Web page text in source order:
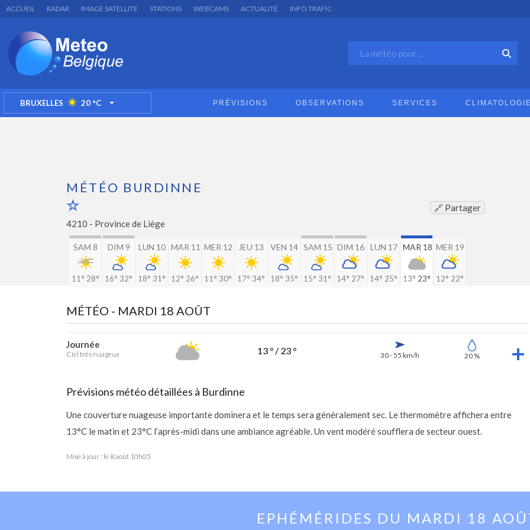
ACCUEIL RADAR IMAGE SATELLITE STATIONS WEBCAMS ACTUALITÉ INFO TRAFIC
BRUXELLES 20°C TOGGLE DROPDOWN PRÉVISIONS OBSERVATIONS SERVICES
MÉTÉO BURDINNE
🔗 Partager
4210 - Province de Liège
SAM 8
11° 28°
DIM 9
16° 32°
LUN 10
18° 31°
MAR 11
12° 26°
MER 12
11° 30°
JEU 13
17° 34°
VEN 14
18° 35°
SAM 15
15° 31°
DIM 16
14° 27°
LUN 17
14° 25°
MAR 18
13° 23°
MER 19
12° 22°
MÉTÉO - MARDI 18 AOÛT
Journée
Ciel très nuageux 13 ° / 23 ° 30 - 55 km/h 20 %
Prévisions météo détaillées à Burdinne
Une couverture nuageuse importante dominera et le temps sera généralement sec. Le thermomètre affichera entre
13°C le matin et 23°C l’après-midi dans une ambiance agréable. Un vent modéré soufflera de secteur ouest.
Mise à jour : le 8 août 10h05
EPHÉMÉRIDES DU MARDI 18